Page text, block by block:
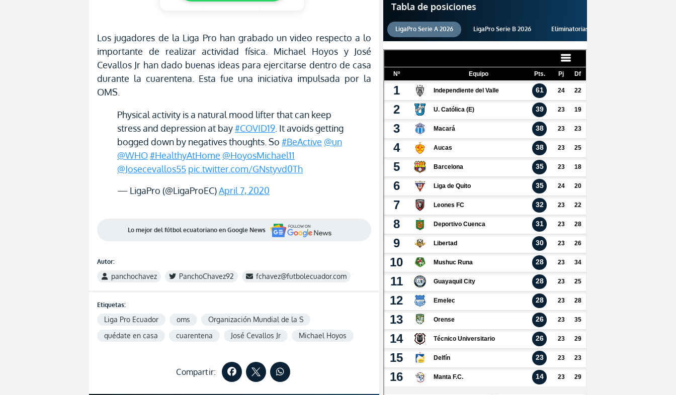
Los jugadores de la Liga Pro han grabado un video respecto a lo
importante de realizar actividad física. Michael Hoyos y José
Cevallos Jr han dado buenas ideas para ejercitarse dentro de casa
durante la cuarentena. Esta fue una iniciativa impulsada por la
OMS.
Physical activity is a natural mood lifter that can keep
stress and depression at bay#COVID19 . It avoids getting
bogged down by negatives thoughts. So #BeActive @un
@WHO#HealthyAtHome @HoyosMichael11
@Josecevallos55 pic.twitter.com/GNstyvd0Th
— LigaPro (@LigaProEC)April 7, 2020
Lo mejor del fútbol ecuatoriano en Google News
Autor:
panchochavez PanchoChavez92 fchavez@futbolecuador.com
Etiquetas:
Liga Pro Ecuador oms
Organización Mundial de la S
quédate en casa
cuarentena José Cevallos Jr Michael Hoyos
Compartir:
Tabla de posiciones
LigaPro Serie A 2026 LigaPro Serie B 2026 Eliminatorias 2026